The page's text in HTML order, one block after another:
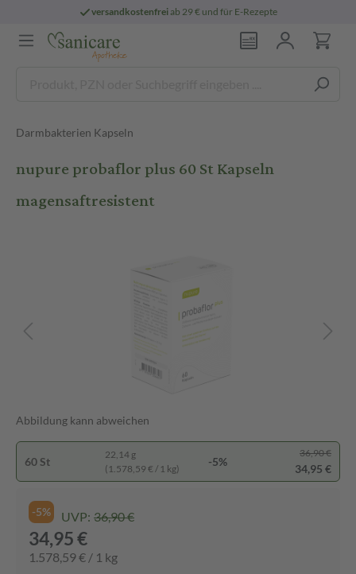
versandkostenfreiab 29 € und für E-Rezepte
Darmbakterien Kapseln
nupure probaflor plus 60 St Kapseln
magensaftresistent
Abbildung kann abweichen
60 St
22,14 g
(1.578,59 € / 1 kg)
-5%
36,90 €
34,95 €
-5% UVP: 36,90 €
34,95 €
1.578,59 € / 1 kg